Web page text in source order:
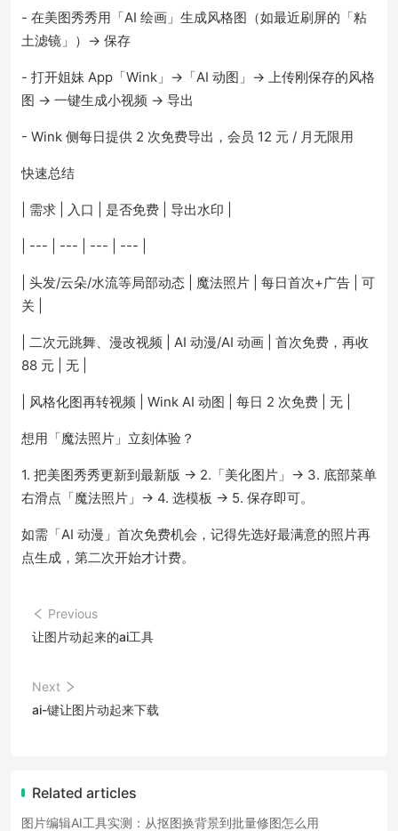
- 在美图秀秀用「AI 绘画」生成风格图（如最近刷屏的「粘
土滤镜」）→ 保存
- 打开姐妹 App「Wink」→「AI 动图」→ 上传刚保存的风格
图 → 一键生成小视频 → 导出
- Wink 侧每日提供 2 次免费导出，会员 12 元 / 月无限用
快速总结
| 需求 | 入口 | 是否免费 | 导出水印 |
| --- | --- | --- | --- |
| 头发/云朵/水流等局部动态 | 魔法照片 | 每日首次+广告 | 可
关 |
| 二次元跳舞、漫改视频 | AI 动漫/AI 动画 | 首次免费，再收
88 元 | 无 |
| 风格化图再转视频 | Wink AI 动图 | 每日 2 次免费 | 无 |
想用「魔法照片」立刻体验？
1. 把美图秀秀更新到最新版 → 2.「美化图片」→ 3. 底部菜单
右滑点「魔法照片」→ 4. 选模板 → 5. 保存即可。
如需「AI 动漫」首次免费机会，记得先选好最满意的照片再
点生成，第二次开始才计费。
Previous
让图片动起来的ai工具
Next
ai-键让图片动起来下载
Related articles
图片编辑AI工具实测：从抠图换背景到批量修图怎么用